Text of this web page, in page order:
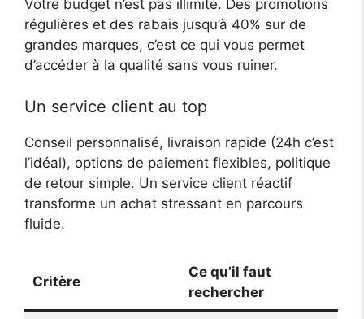
Votre budget n’est pas illimité. Des promotions
régulières et des rabais jusqu’à 40% sur de
grandes marques, c’est ce qui vous permet
d’accéder à la qualité sans vous ruiner.
Un service client au top
Conseil personnalisé, livraison rapide (24h c’est
l’idéal), options de paiement flexibles, politique
de retour simple. Un service client réactif
transforme un achat stressant en parcours
fluide.
Critère
Ce qu’il faut
rechercher